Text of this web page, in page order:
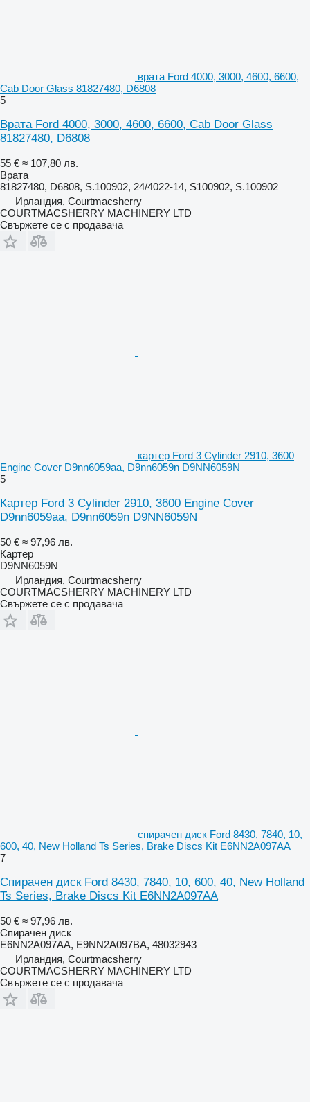
врата Ford 4000, 3000, 4600, 6600,
Cab Door Glass 81827480, D6808
5
Врата Ford 4000, 3000, 4600, 6600, Cab Door Glass
81827480, D6808
55 € ≈ 107,80 лв.
Врата
81827480, D6808, S.100902, 24/4022-14, S100902, S.100902
Ирландия, Courtmacsherry
COURTMACSHERRY MACHINERY LTD
Свържете се с продавача
картер Ford 3 Cylinder 2910, 3600
Engine Cover D9nn6059aa, D9nn6059n D9NN6059N
5
Картер Ford 3 Cylinder 2910, 3600 Engine Cover
D9nn6059aa, D9nn6059n D9NN6059N
50 € ≈ 97,96 лв.
Картер
D9NN6059N
Ирландия, Courtmacsherry
COURTMACSHERRY MACHINERY LTD
Свържете се с продавача
спирачен диск Ford 8430, 7840, 10,
600, 40, New Holland Ts Series, Brake Discs Kit E6NN2A097AA
7
Спирачен диск Ford 8430, 7840, 10, 600, 40, New Holland
Ts Series, Brake Discs Kit E6NN2A097AA
50 € ≈ 97,96 лв.
Спирачен диск
E6NN2A097AA, E9NN2A097BA, 48032943
Ирландия, Courtmacsherry
COURTMACSHERRY MACHINERY LTD
Свържете се с продавача